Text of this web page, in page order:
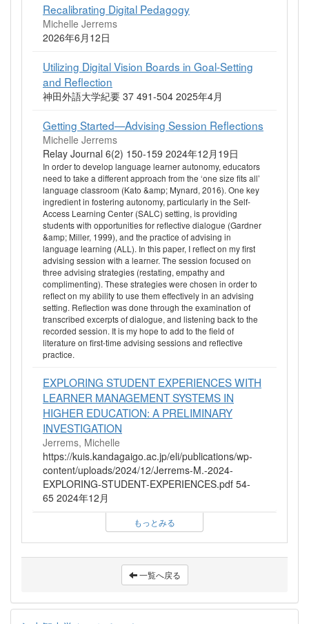
Recalibrating Digital Pedagogy
Michelle Jerrems
2026年6月12日
Utilizing Digital Vision Boards in Goal-Setting
and Reflection
神田外語大学紀要 37 491-504 2025年4月
Getting Started—Advising Session Reflections
Michelle Jerrems
Relay Journal 6(2) 150-159 2024年12月19日
In order to develop language learner autonomy, educators
need to take a different approach from the ‘one size fits all’
language classroom (Kato &amp; Mynard, 2016). One key
ingredient in fostering autonomy, particularly in the Self-
Access Learning Center (SALC) setting, is providing
students with opportunities for reflective dialogue (Gardner
&amp; Miller, 1999), and the practice of advising in
language learning (ALL). In this paper, I reflect on my first
advising session with a learner. The session focused on
three advising strategies (restating, empathy and
complimenting). These strategies were chosen in order to
reflect on my ability to use them effectively in an advising
setting. Reflection was done through the examination of
transcribed excerpts of dialogue, and listening back to the
recorded session. It is my hope to add to the field of
literature on first-time advising sessions and reflective
practice.
EXPLORING STUDENT EXPERIENCES WITH
LEARNER MANAGEMENT SYSTEMS IN
HIGHER EDUCATION: A PRELIMINARY
INVESTIGATION
Jerrems, Michelle
https://kuis.kandagaigo.ac.jp/eli/publications/wp-
content/uploads/2024/12/Jerrems-M.-2024-
EXPLORING-STUDENT-EXPERIENCES.pdf 54-
65 2024年12月
もっとみる
一覧へ戻る